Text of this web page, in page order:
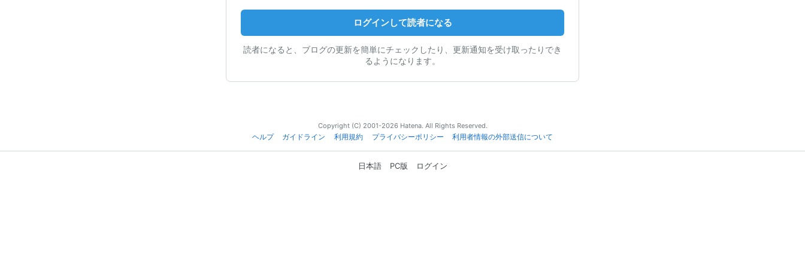
ログインして読者になる
読者になると、ブログの更新を簡単にチェックしたり、更新通知を受け取ったりでき
るようになります。
Copyright (C) 2001-2026 Hatena. All Rights Reserved.
ヘルプ
ガイドライン 利用規約 プライバシーポリシー 利用者情報の外部送信について
日本語 PC版 ログイン